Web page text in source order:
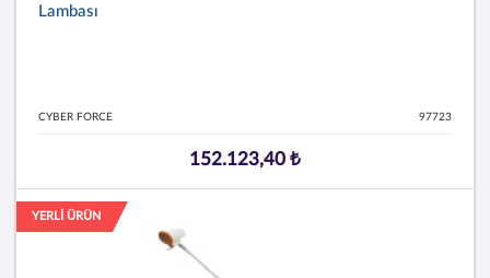
Lambası
CYBER FORCE 97723
152.123,40 ₺
YERLİ ÜRÜN